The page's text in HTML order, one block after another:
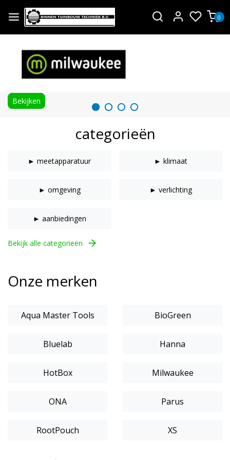
0
Bekijken
categorieën
► meetapparatuur ► klimaat
► omgeving ► verlichting
► aanbiedingen
Bekijk alle categorieën
Onze merken
Aqua Master Tools BioGreen
Bluelab Hanna
HotBox Milwaukee
ONA Parus
RootPouch XS